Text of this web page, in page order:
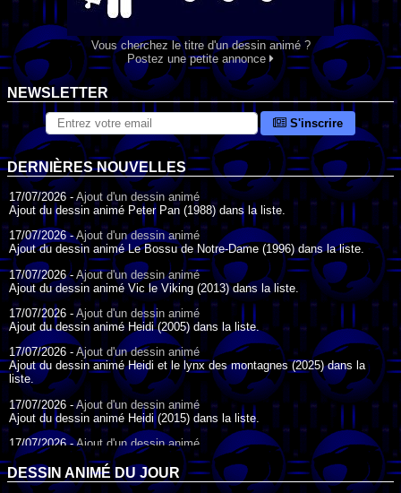
Vous cherchez le titre d'un dessin animé ?
Postez une petite annonce
NEWSLETTER
S'inscrire
DERNIÈRES NOUVELLES
17/07/2026 - Ajout d'un dessin animé
Ajout du dessin animé Peter Pan (1988) dans la liste.
17/07/2026 -Ajout d'un dessin animé
Ajout du dessin animé Le Bossu de Notre-Dame (1996) dans la liste.
17/07/2026 - Ajout d'un dessin animé
Ajout du dessin animé Vic le Viking (2013) dans la liste.
17/07/2026 - Ajout d'un dessin animé
Ajout du dessin animé Heidi (2005) dans la liste.
17/07/2026 - Ajout d'un dessin animé
Ajout du dessin animé Heidi et le lynx des montagnes (2025) dans la
liste.
17/07/2026 -Ajout d'un dessin animé
Ajout du dessin animé Heidi (2015) dans la liste.
17/07/2026 -Ajout d'un dessin animé
Ajout du dessin animé Heidi (1995) dans la liste.
09/07/2026 -Ajout d'un dessin animé
DESSIN ANIMÉ DU JOUR